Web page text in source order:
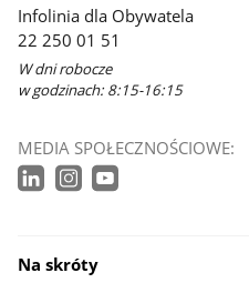
Infolinia dla Obywatela
22 250 01 51
W dni robocze
w godzinach: 8:15-16:15
MEDIA SPOŁECZNOŚCIOWE:
Na skróty